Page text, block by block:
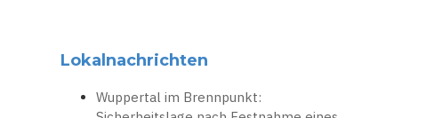
Lokalnachrichten
Wuppertal im Brennpunkt: